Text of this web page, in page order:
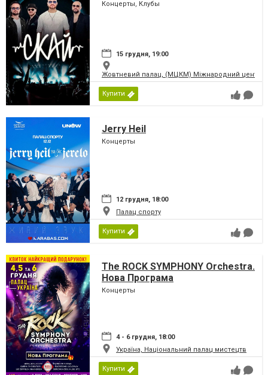
Концерты, Клубы
15 грудня, 19:00
Жовтневий палац, (МЦКМ) Міжнародний центр
Купити
Jerry Heil
Концерты
12 грудня, 18:00
Палац спорту
Купити
The ROCK SYMPHONY Orchestra.
Нова Програма
Концерты
4 - 6 грудня, 18:00
Україна, Національний палац мистецтв
Купити